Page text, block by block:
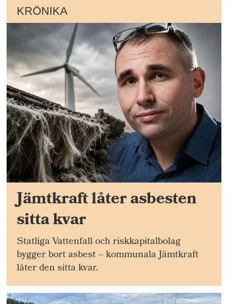
KRÖNIKA
Jämtkraft låter asbesten
sitta kvar
Statliga Vattenfall och riskkapitalbolag
bygger bort asbest – kommunala Jämtkraft
låter den sitta kvar.